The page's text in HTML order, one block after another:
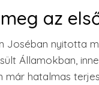
az
Joséban nyitotta
Államokban,
már hatalmas